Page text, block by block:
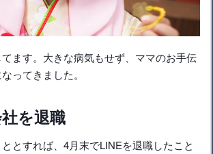
ます。大きな病気もせず、ママのお手伝
ってきました。
を退職
とすれば、4月末でLINEを退職したこと